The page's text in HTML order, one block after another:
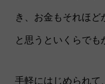
き、お金もそれほど
と思うといくらでも
手軽にはじめられて